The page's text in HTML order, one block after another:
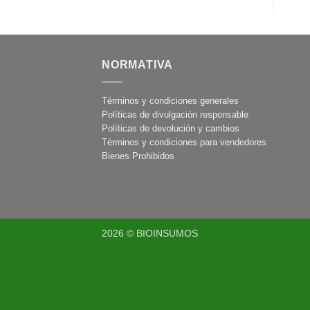
NORMATIVA
Términos y condiciones generales
Políticas de divulgación responsable
Políticas de devolución y cambios
Términos y condiciones para vendedores
Bienes Prohibidos
2026 © BIOINSUMOS